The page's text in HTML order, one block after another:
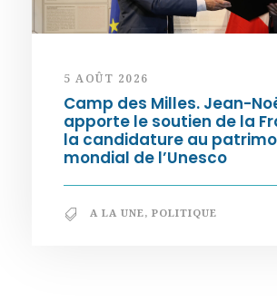
5 AOÛT 2026
Camp des Milles. Jean-
apporte le soutien de la
la candidature au
mondial de l’Unesco
A LA UNE, POLITIQUE